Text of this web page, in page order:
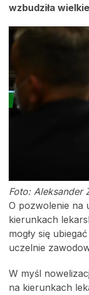
wzbudziła
Foto: Aleksander
O pozwolenie na
kierunkach
mogły się
uczelnie
W myśl
na kierunkach